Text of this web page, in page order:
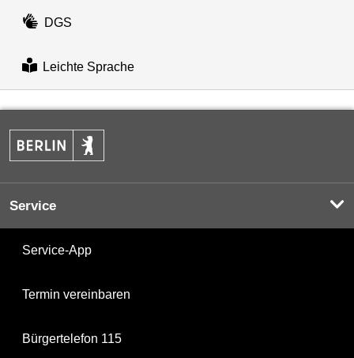
DGS
Leichte Sprache
Service
Service-App
Termin vereinbaren
Bürgertelefon 115